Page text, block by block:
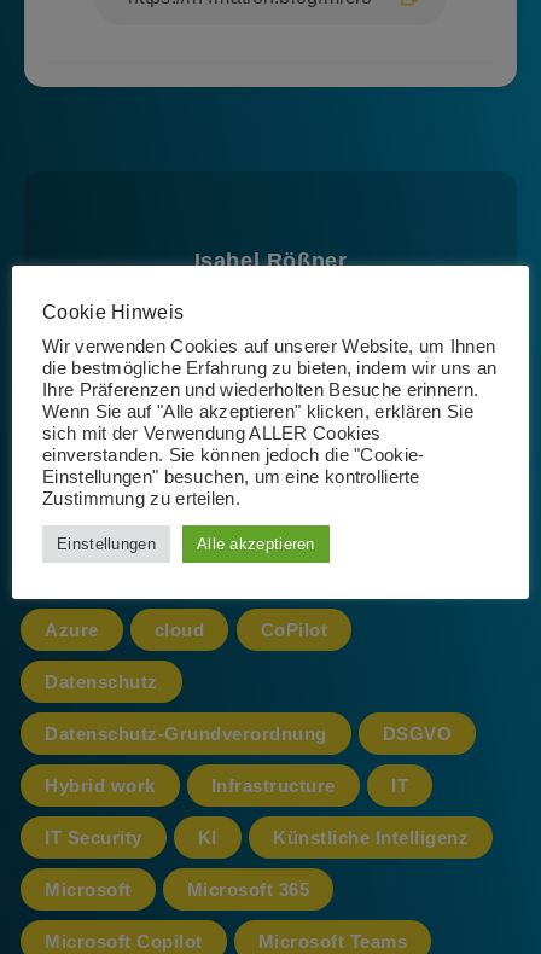
Isabel Rößner
Schlagwörter
Azure cloud CoPilot
Datenschutz
Datenschutz-Grundverordnung DSGVO
Hybrid work Infrastructure IT
IT Security KI Künstliche Intelligenz
Microsoft Microsoft 365
Microsoft Copilot Microsoft Teams
Cookie Hinweis
Wir verwenden Cookies auf unserer Website, um Ihnen
die bestmögliche Erfahrung zu bieten, indem wir uns an
Ihre Präferenzen und wiederholten Besuche erinnern.
Wenn Sie auf "Alle akzeptieren" klicken, erklären Sie
sich mit der Verwendung ALLER Cookies
einverstanden. Sie können jedoch die "Cookie-
Einstellungen" besuchen, um eine kontrollierte
Zustimmung zu erteilen.
Einstellungen Alle akzeptieren